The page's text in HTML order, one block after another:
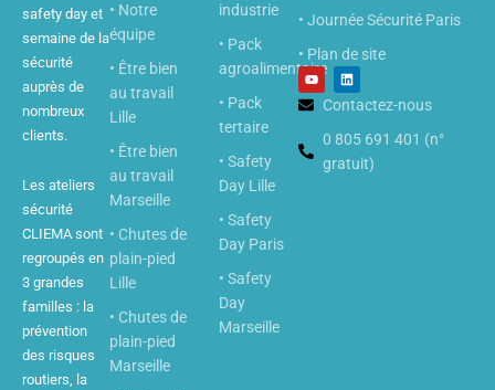
safety day et
semaine de la
sécurité
auprès de
nombreux
clients.
Les ateliers
sécurité
CLIEMA sont
regroupés en
3 grandes
familles : la
prévention
des risques
routiers, la
• Notre
équipe
• Être bien
au travail
Lille
• Être bien
au travail
Marseille
• Chutes de
plain-pied
Lille
• Chutes de
plain-pied
Marseille
industrie
• Pack
agroalimentaire
• Pack
tertaire
• Safety
Day Lille
• Safety
Day Paris
• Safety
Day
Marseille
• Journée Sécurité Paris
• Plan de site
Y
o
u
t
e
L
i
n
k
d
n
Contactez-nous
0 805 691 401 (n°
gratuit)